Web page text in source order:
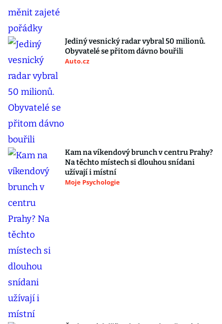
Jediný vesnický radar vybral 50 milionů.
Obyvatelé se přitom dávno bouřili
Auto.cz
Kam na víkendový brunch v centru Prahy?
Na těchto místech si dlouhou snídani
užívají i místní
Moje Psychologie